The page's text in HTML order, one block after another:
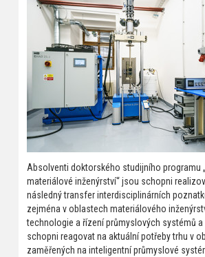
Absolventi doktorského studijního programu
materiálové inženýrství“ jsou schopni
následný transfer interdisciplinárních
zejména v oblastech materiálového
technologie a řízení průmyslových systémů
schopni reagovat na aktuální potřeby trhu v
zaměřených na inteligentní průmyslové